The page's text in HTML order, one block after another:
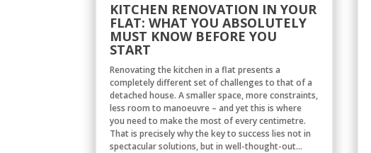
KITCHEN RENOVATION IN YOUR
FLAT: WHAT YOU ABSOLUTELY
MUST KNOW BEFORE YOU
START
Renovating the kitchen in a flat presents a
completely different set of challenges to that of a
detached house. A smaller space, more constraints,
less room to manoeuvre – and yet this is where
you need to make the most of every centimetre.
That is precisely why the key to success lies not in
spectacular solutions, but in well-thought-out...